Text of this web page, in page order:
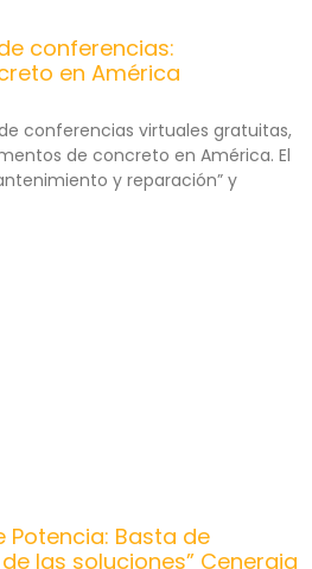
conferencias:
en América
conferencias virtuales gratuitas,
de concreto en América. El
y reparación” y
Potencia: Basta de
las soluciones” Cenergia